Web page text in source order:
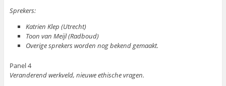
Sprekers:
Katrien Klep (Utrecht)
Toon van Meijl (Radboud)
Overige sprekers worden nog bekend gemaakt.
Panel 4
Veranderend werkveld, nieuwe ethische vragen.